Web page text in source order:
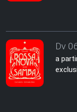
Dv
a